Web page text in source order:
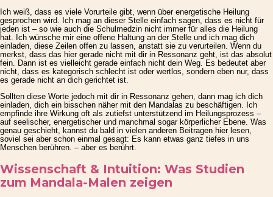
Ich weiß, dass es viele Vorurteile gibt, wenn über energetische Heilung
gesprochen wird. Ich mag an dieser Stelle einfach sagen, dass es nicht für
jeden ist – so wie auch die Schulmedzin nicht immer für alles die Heilung
hat. Ich wünsche mir eine offene Haltung an der Stelle und ich mag dich
einladen, diese Zeilen offen zu lassen, anstatt sie zu verurteilen. Wenn du
merkst, dass das hier gerade nicht mit dir in Ressonanz geht, ist das absolut
fein. Dann ist es vielleicht gerade einfach nicht dein Weg. Es bedeutet aber
nicht, dass es kategorisch schlecht ist oder wertlos, sondern eben nur, dass
es gerade nicht an dich gerichtet ist.
Sollten diese Worte jedoch mit dir in Ressonanz gehen, dann mag ich dich
einladen, dich ein bisschen näher mit den Mandalas zu beschäftigen. Ich
empfinde ihre Wirkung oft als zutiefst unterstützend im Heilungsprozess –
auf seelischer, energetischer und manchmal sogar körperlicher Ebene. Was
genau geschieht, kannst du bald in vielen anderen Beitragen hier lesen,
soviel sei aber schon einmal gesagt: Es kann etwas ganz tiefes in uns
Menschen berühren. – aber es berührt.
Wissenschaft & Intuition: Was Studien
zum Mandala-Malen zeigen